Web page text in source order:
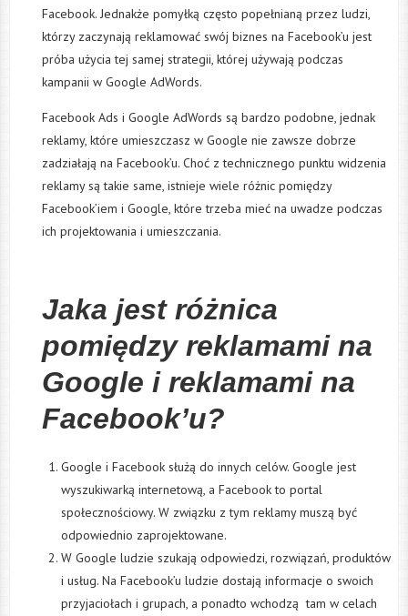
Facebook. Jednakże pomyłką często popełnianą przez ludzi,
którzy zaczynają reklamować swój biznes na Facebook’u jest
próba użycia tej samej strategii, której używają podczas
kampanii w Google AdWords.
Facebook Ads i Google AdWords są bardzo podobne, jednak
reklamy, które umieszczasz w Google nie zawsze dobrze
zadziałają na Facebook’u. Choć z technicznego punktu widzenia
reklamy są takie same, istnieje wiele różnic pomiędzy
Facebook’iem i Google, które trzeba mieć na uwadze podczas
ich projektowania i umieszczania.
Jaka jest różnica
pomiędzy reklamami na
Google i reklamami na
Facebook’u?
Google i Facebook służą do innych celów. Google jest
wyszukiwarką internetową, a Facebook to portal
społecznościowy. W związku z tym reklamy muszą być
odpowiednio zaprojektowane.
W Google ludzie szukają odpowiedzi, rozwiązań, produktów
i usług. Na Facebook’u ludzie dostają informacje o swoich
przyjaciołach i grupach, a ponadto wchodzą tam w celach